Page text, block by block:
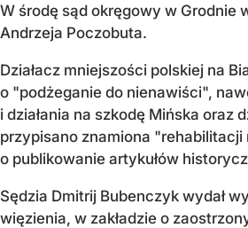
W środę sąd okręgowy w Grodnie
Andrzeja Poczobuta.
Działacz mniejszości polskiej na
o "podżeganie do nienawiści",
i działania na szkodę Mińska oraz
przypisano znamiona
o publikowanie artykułów
Sędzia Dmitrij Bubenczyk wydał
więzienia, w zakładzie o